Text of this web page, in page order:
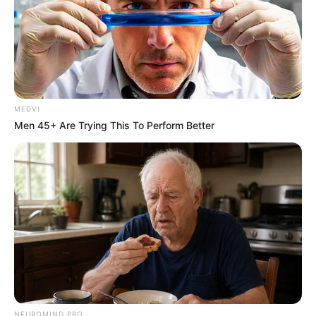
ΤΑ ΠΙΟ ΔΗΜΟΦΙΛΗ
MEDVI
Men 45+ Are Trying This To Perform Better
NEUROMIND PRO